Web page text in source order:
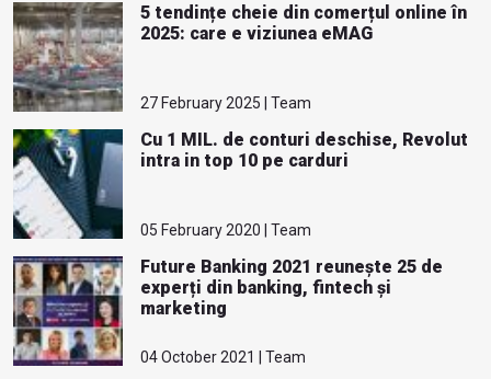
5 tendințe cheie din comerțul online în
2025: care e viziunea eMAG
27 February 2025 | Team
Cu 1 MIL. de conturi deschise, Revolut
intra in top 10 pe carduri
05 February 2020 | Team
Future Banking 2021 reunește 25 de
experți din banking, fintech și
marketing
04 October 2021 | Team